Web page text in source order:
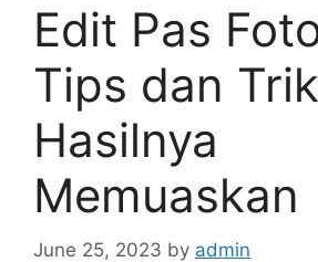
Edit Pas
Tips dan
Hasilnya
Memuaskan
June 25, 2023 by admin